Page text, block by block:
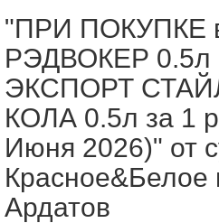
"ПРИ ПОКУПКЕ
РЭДВОКЕР 0.5л
ЭКСПОРТ
КОЛА 0.5л за 1
Июня 2026)" от
Красное&Белое
Ардатов